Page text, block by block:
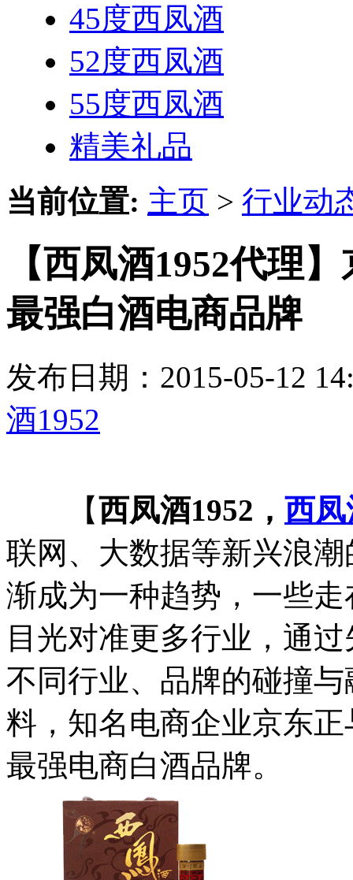
45度西凤酒
52度西凤酒
55度西凤酒
精美礼品
当前位置: 主页 > 行业动
【西凤酒1952代理
最强白酒电商品牌
发布日期：2015-05-12
酒1952
【西凤酒1952， 西
联网、大数据等新兴浪
渐成为一种趋势，一些
目光对准更多行业，通
不同行业、品牌的碰撞
料，知名电商企业京东
最强电商白酒品牌。